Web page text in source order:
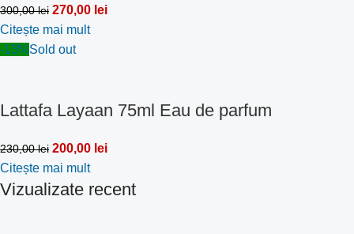
300,00lei 270,00 lei
Citește mai mult
-13%Sold out
Lattafa Layaan 75ml Eau de parfum
230,00lei 200,00 lei
Citește mai mult
Vizualizate recent